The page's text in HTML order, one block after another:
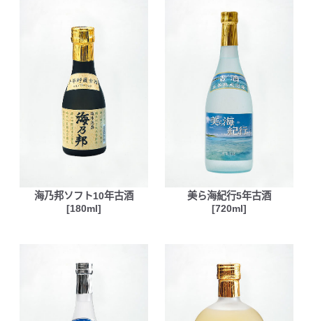
海乃邦ソフト10年古酒
[180ml]
美ら海紀行5年古酒
[720ml]